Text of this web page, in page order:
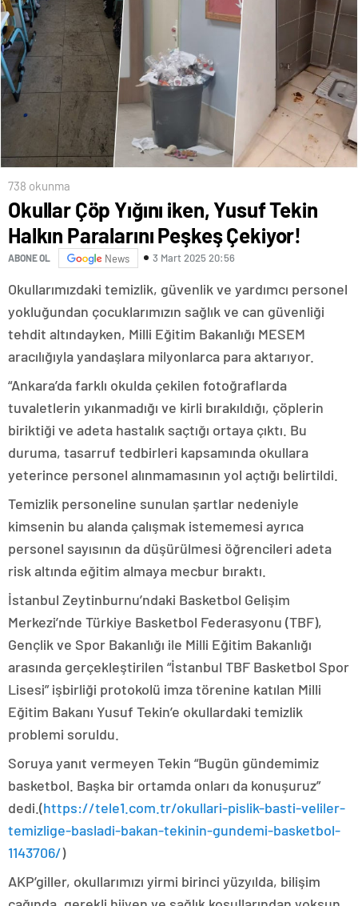
738 okunma
Okullar Çöp Yığını iken, Yusuf Tekin
Halkın Paralarını Peşkeş Çekiyor!
ABONE OL News 3 Mart 2025 20:56
Okullarımızdaki temizlik, güvenlik ve yardımcı personel
yokluğundan çocuklarımızın sağlık ve can güvenliği
tehdit altındayken, Milli Eğitim Bakanlığı MESEM
aracılığıyla yandaşlara milyonlarca para aktarıyor.
“Ankara’da farklı okulda çekilen fotoğraflarda
tuvaletlerin yıkanmadığı ve kirli bırakıldığı, çöplerin
biriktiği ve adeta hastalık saçtığı ortaya çıktı. Bu
duruma, tasarruf tedbirleri kapsamında okullara
yeterince personel alınmamasının yol açtığı belirtildi.
Temizlik personeline sunulan şartlar nedeniyle
kimsenin bu alanda çalışmak istememesi ayrıca
personel sayısının da düşürülmesi öğrencileri adeta
risk altında eğitim almaya mecbur bıraktı.
İstanbul Zeytinburnu’ndaki Basketbol Gelişim
Merkezi’nde Türkiye Basketbol Federasyonu (TBF),
Gençlik ve Spor Bakanlığı ile Milli Eğitim Bakanlığı
arasında gerçekleştirilen “İstanbul TBF Basketbol Spor
Lisesi” işbirliği protokolü imza törenine katılan Milli
Eğitim Bakanı Yusuf Tekin’e okullardaki temizlik
problemi soruldu.
Soruya yanıt vermeyen Tekin “Bugün gündemimiz
basketbol. Başka bir ortamda onları da konuşuruz”
dedi.(https://tele1.com.tr/okullari-pislik-basti-veliler-
temizlige-basladi-bakan-tekinin-gundemi-basketbol-
1143706/)
AKP’giller, okullarımızı yirmi birinci yüzyılda, bilişim